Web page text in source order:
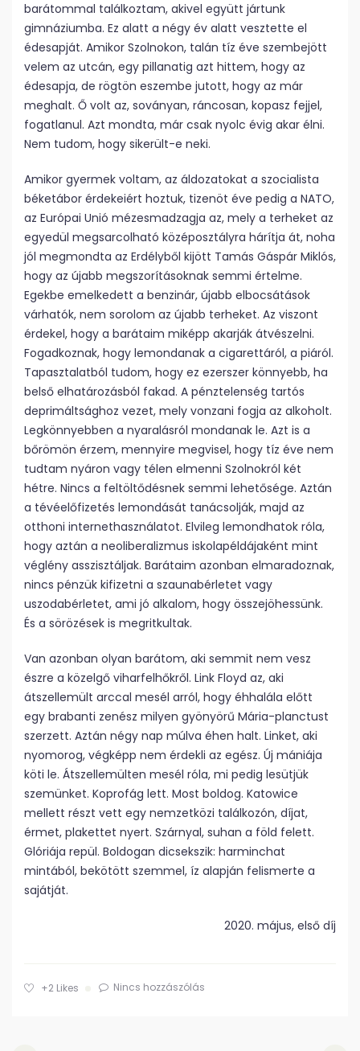
barátommal találkoztam, akivel együtt jártunk
gimnáziumba. Ez alatt a négy év alatt vesztette el
édesapját. Amikor Szolnokon, talán tíz éve szembejött
velem az utcán, egy pillanatig azt hittem, hogy az
édesapja, de rögtön eszembe jutott, hogy az már
meghalt. Ő volt az, soványan, ráncosan, kopasz fejjel,
fogatlanul. Azt mondta, már csak nyolc évig akar élni.
Nem tudom, hogy sikerült-e neki.
Amikor gyermek voltam, az áldozatokat a szocialista
béketábor érdekeiért hoztuk, tizenöt éve pedig a NATO,
az Európai Unió mézesmadzagja az, mely a terheket az
egyedül megsarcolható középosztályra hárítja át, noha
jól megmondta az Erdélyből kijött Tamás Gáspár Miklós,
hogy az újabb megszorításoknak semmi értelme.
Egekbe emelkedett a benzinár, újabb elbocsátások
várhatók, nem sorolom az újabb terheket. Az viszont
érdekel, hogy a barátaim miképp akarják átvészelni.
Fogadkoznak, hogy lemondanak a cigarettáról, a piáról.
Tapasztalatból tudom, hogy ez ezerszer könnyebb, ha
belső elhatározásból fakad. A pénztelenség tartós
deprimáltsághoz vezet, mely vonzani fogja az alkoholt.
Legkönnyebben a nyaralásról mondanak le. Azt is a
bőrömön érzem, mennyire megvisel, hogy tíz éve nem
tudtam nyáron vagy télen elmenni Szolnokról két
hétre. Nincs a feltöltődésnek semmi lehetősége. Aztán
a tévéelőfizetés lemondását tanácsolják, majd az
otthoni internethasználatot. Elvileg lemondhatok róla,
hogy aztán a neoliberalizmus iskolapéldájaként mint
véglény asszisztáljak. Barátaim azonban elmaradoznak,
nincs pénzük kifizetni a szaunabérletet vagy
uszodabérletet, ami jó alkalom, hogy összejöhessünk.
És a sörözések is megritkultak.
Van azonban olyan barátom, aki semmit nem vesz
észre a közelgő viharfelhőkről. Link Floyd az, aki
átszellemült arccal mesél arról, hogy éhhalála előtt
egy brabanti zenész milyen gyönyörű Mária-planctust
szerzett. Aztán négy nap múlva éhen halt. Linket, aki
nyomorog, végképp nem érdekli az egész. Új mániája
köti le. Átszellemülten mesél róla, mi pedig lesütjük
szemünket. Koprofág lett. Most boldog. Katowice
mellett részt vett egy nemzetközi találkozón, díjat,
érmet, plakettet nyert. Szárnyal, suhan a föld felett.
Glóriája repül. Boldogan dicsekszik: harminchat
mintából, bekötött szemmel, íz alapján felismerte a
sajátját.
2020. május, első díj
+2 Likes Nincs hozzászólás